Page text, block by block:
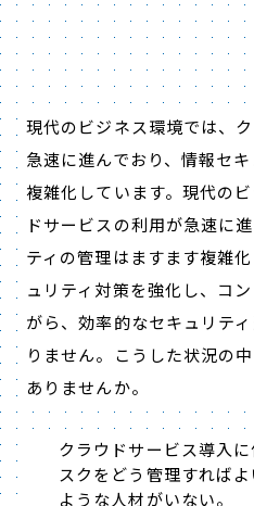
現代のビジネス環境では、
急速に進んでおり、情報セ
複雑化しています。現代の
ドサービスの利用が急速に
ティの管理はますます複雑
ュリティ対策を強化し、コ
がら、効率的なセキュリテ
りません。こうした状況の
ありませんか。
クラウドサービス導入
スクをどう管理すれば
ような人材がいない。